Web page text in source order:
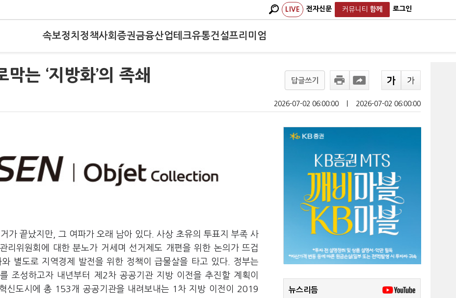
LIVE 전자신문 커뮤니티 함께 로그인
속보정치 정책사회 증권금융산업테크유통건설프리미엄
는 ‘지방화’의 족쇄 답글쓰기
2026-07-02 06:00:00 2026-07-02 06:00:00
가 끝났지만, 그 여파가 오래 남아 있다. 사상 초유의 투표지 부족 사
리위원회에 대한 분노가 거세며 선거제도 개편을 위한 논의가 뜨겁
별도로 지역경제 발전을 위한 정책이 급물살을 타고 있다. 정부는
조성하고자 내년부터 제2차 공공기관 지방 이전을 추진할 계획이
신도시에 총 153개 공공기관을 내려보내는 1차 지방 이전이 2019
뉴스리듬